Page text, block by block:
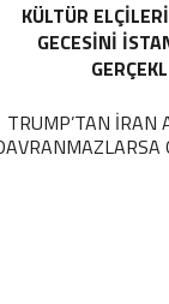
KÜLTÜR
GECESINI